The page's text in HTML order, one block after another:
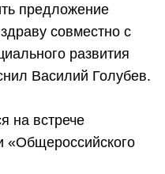
предложение
совместно с
развития
Василий Голубев.
на встрече
«Общероссийского